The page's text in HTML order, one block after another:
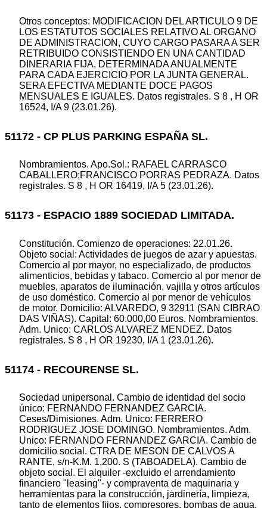
Otros conceptos: MODIFICACION DEL ARTICULO 9 DE
LOS ESTATUTOS SOCIALES RELATIVO AL ORGANO
DE ADMINISTRACION, CUYO CARGO PASARA A SER
RETRIBUIDO CONSISTIENDO EN UNA CANTIDAD
DINERARIA FIJA, DETERMINADA ANUALMENTE
PARA CADA EJERCICIO POR LA JUNTA GENERAL.
SERA EFECTIVA MEDIANTE DOCE PAGOS
MENSUALES E IGUALES. Datos registrales. S 8 , H OR
16524, I/A 9 (23.01.26).
51172 - CP PLUS PARKING ESPAÑA SL.
Nombramientos. Apo.Sol.: RAFAEL CARRASCO
CABALLERO;FRANCISCO PORRAS PEDRAZA. Datos
registrales. S 8 , H OR 16419, I/A 5 (23.01.26).
51173 - ESPACIO 1889 SOCIEDAD LIMITADA.
Constitución. Comienzo de operaciones: 22.01.26.
Objeto social: Actividades de juegos de azar y apuestas.
Comercio al por mayor, no especializado, de productos
alimenticios, bebidas y tabaco. Comercio al por menor de
muebles, aparatos de iluminación, vajilla y otros artículos
de uso doméstico. Comercio al por menor de vehículos
de motor. Domicilio: ALVAREDO, 9 32911 (SAN CIBRAO
DAS VIÑAS). Capital: 60.000,00 Euros. Nombramientos.
Adm. Unico: CARLOS ALVAREZ MENDEZ. Datos
registrales. S 8 , H OR 19230, I/A 1 (23.01.26).
51174 - RECOURENSE SL.
Sociedad unipersonal. Cambio de identidad del socio
único: FERNANDO FERNANDEZ GARCIA.
Ceses/Dimisiones. Adm. Unico: FERRERO
RODRIGUEZ JOSE DOMINGO. Nombramientos. Adm.
Unico: FERNANDO FERNANDEZ GARCIA. Cambio de
domicilio social. CTRA DE MESON DE CALVOS A
RANTE, s/n-K.M. 1,200. S (TABOADELA). Cambio de
objeto social. El alquiler -excluido el arrendamiento
financiero "leasing"- y compraventa de maquinaria y
herramientas para la construcción, jardinería, limpieza,
tanto de elementos fijos, compresores, bombas de agua,